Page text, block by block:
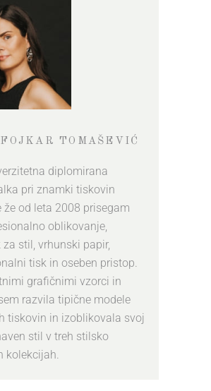
TOMAŠEVIĆ
diplomirana
pri znamki tiskovin
že od leta 2008 prisegam
oblikovanje,
stil, vrhunski papir,
tisk in oseben pristop.
grafičnimi vzorci in
razvila tipične modele
tiskovin in izoblikovala svoj
stil v treh stilsko
kolekcijah.